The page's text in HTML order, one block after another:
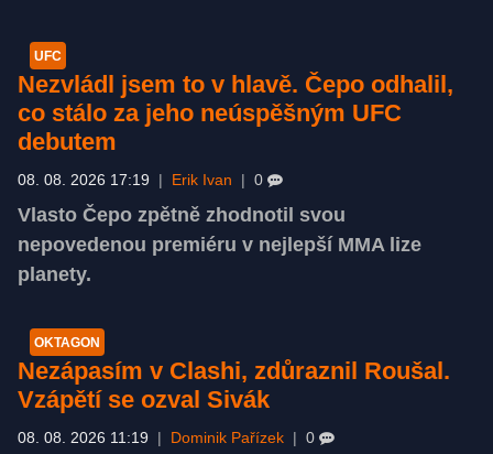
UFC
Nezvládl jsem to v hlavě. Čepo odhalil,
co stálo za jeho neúspěšným UFC
debutem
08. 08. 2026 17:19 | Erik Ivan | 0
Vlasto Čepo zpětně zhodnotil svou
nepovedenou premiéru v nejlepší MMA lize
planety.
OKTAGON
Nezápasím v Clashi, zdůraznil Roušal.
Vzápětí se ozval Sivák
08. 08. 2026 11:19 | Dominik Pařízek | 0